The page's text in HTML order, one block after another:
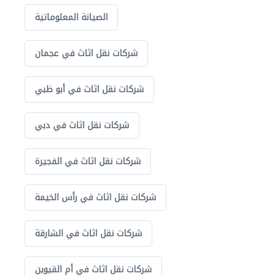
الصيانة المعلوماتية
شركات نقل اثاث في عجمان
شركات نقل اثاث في أبو ظبي
شركات نقل اثاث في دبي
شركات نقل اثاث في الفجيرة
شركات نقل اثاث في رأس الخيمة
شركات نقل اثاث في الشارقة
شركات نقل اثاث في أم القيوين